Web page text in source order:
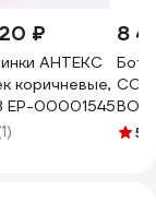
₽
АНТЕКС
коричневые,
ЕР-00001545
8
5